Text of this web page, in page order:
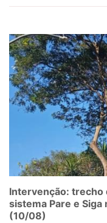
Intervenção: trecho
sistema Pare e
(10/08)